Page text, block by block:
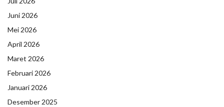
Juni 2026
Mei 2026
April 2026
Maret 2026
Februari 2026
Januari 2026
Desember 2025